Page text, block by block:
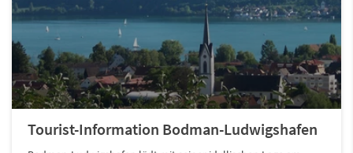
Tourist-Information Bodman-Ludwigshafen